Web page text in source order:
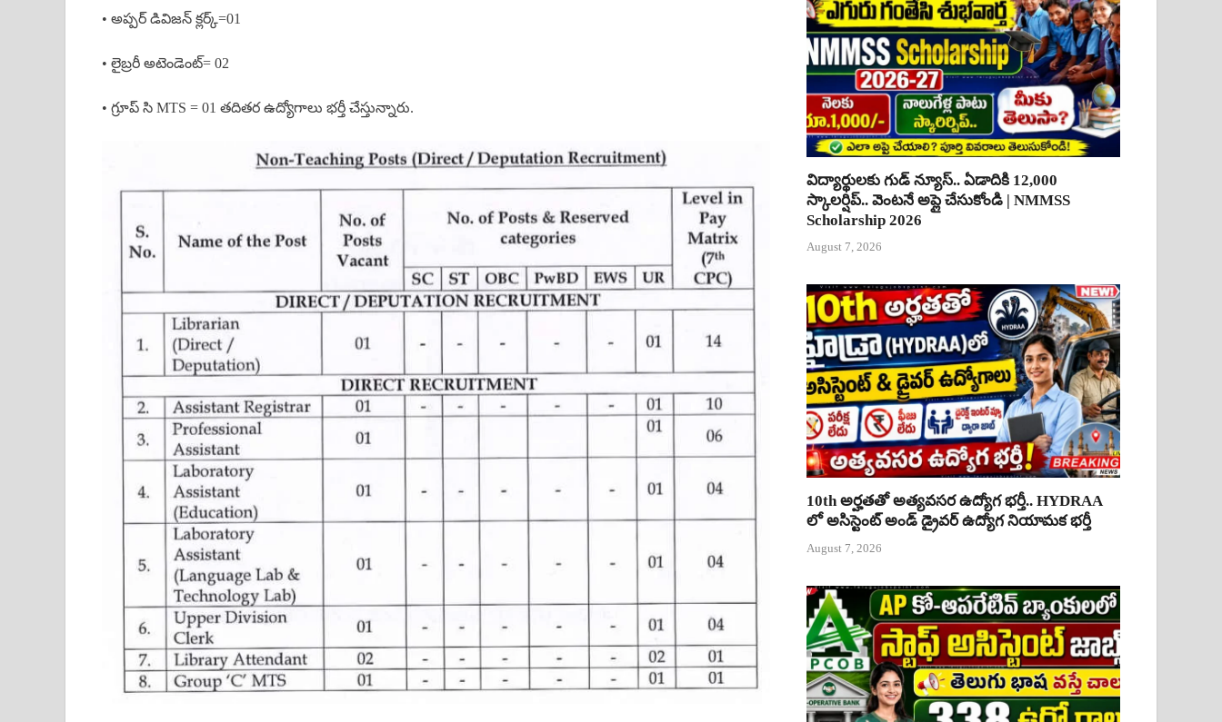
• అప్పర్ డివిజన్ క్లర్క్=01
• లైబ్రరీ అటెండెంట్= 02
• గ్రూప్ సి MTS = 01 తదితర ఉద్యోగాలు భర్తీ చేస్తున్నారు.
విద్యార్థులకు గుడ్ న్యూస్.. ఏడాదికి 12,000
స్కాలర్షిప్.. వెంటనే అప్లై చేసుకోండి | NMMSS
Scholarship 2026
August 7, 2026
10th అర్హతతో అత్యవసర ఉద్యోగ భర్తీ.. HYDRAA
లో అసిస్టెంట్ అండ్ డ్రైవర్ ఉద్యోగ నియామక భర్తీ
August 7, 2026